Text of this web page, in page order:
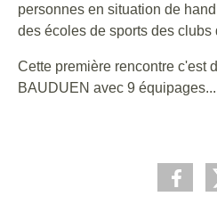
personnes en situation de
des écoles de sports des clubs
Cette première rencontre c'est
BAUDUEN avec 9 équipages...